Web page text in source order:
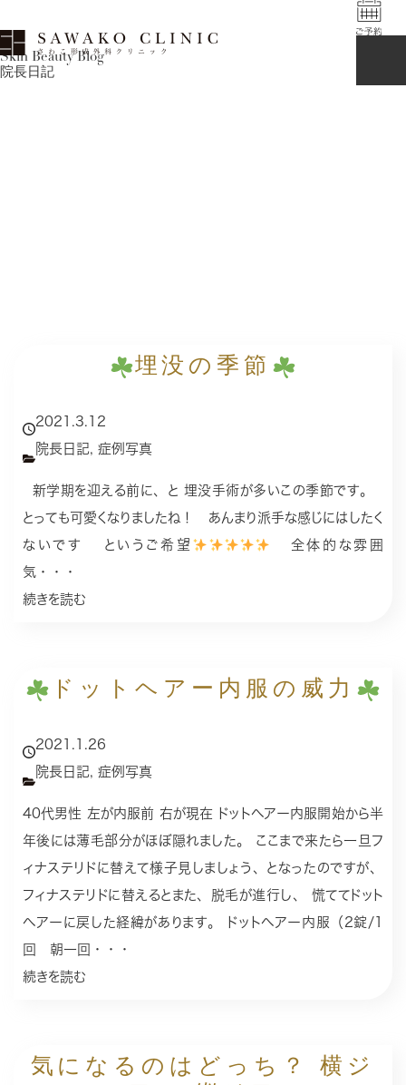
Skin Beauty Blog
院長日記
埋没の季節
2021.3.12
院長日記, 症例写真
新学期を迎える前に、と 埋没手術が多いこの季節です。
とっても可愛くなりましたね！ あんまり派手な感じにはしたく
ないです というご希望
全体的な雰囲
気・・・
続きを読む
ドットヘアー内服の威力
2021.1.26
院長日記, 症例写真
40代男性 左が内服前 右が現在 ドットヘアー内服開始から半
年後には薄毛部分がほぼ隠れました。 ここまで来たら一旦フ
ィナステリドに替えて様子見しましょう、となったのですが、
フィナステリドに替えるとまた、脱毛が進行し、 慌ててドット
ヘアーに戻した経緯があります。 ドットヘアー内服（2錠/1
回 朝一回・・・
続きを読む
気になるのはどっち？ 横ジ